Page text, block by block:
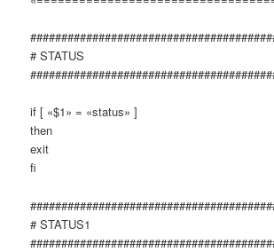
# STATUS
if [ «$1» = «status» ]
then
exit
fi
# STATUS1